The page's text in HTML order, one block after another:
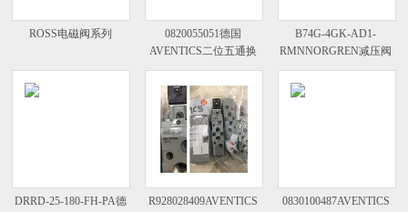
ROSS电磁阀系列
0820055051德国
AVENTICS二位五通换
向阀选型指南
B74G-4GK-AD1-
RMNNORGREN减压阀
DRRD-25-180-FH-PA德
R928028409AVENTICS
0830100487AVENTICS